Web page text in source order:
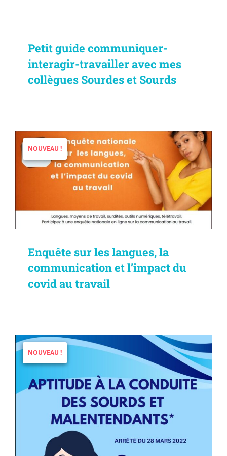
Petit guide communiquer-
interagir-travailler avec mes
collègues Sourdes et Sourds
Enquête sur les langues, la
communication et l’impact du
covid au travail